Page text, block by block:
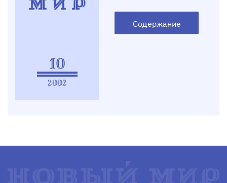
10
2002
Содержание